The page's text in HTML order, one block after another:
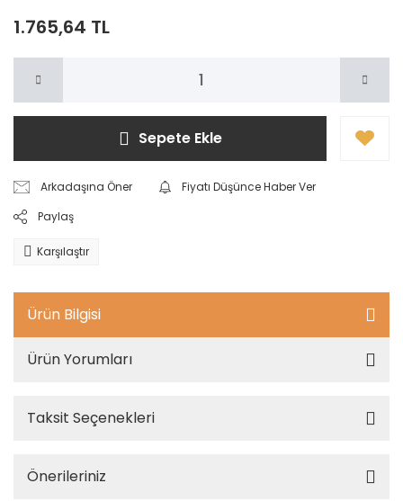
1.765,64 TL
Sepete Ekle
Arkadaşına Öner
Fiyatı Düşünce Haber Ver
Paylaş
Karşılaştır
Ürün Bilgisi
Ürün Yorumları
Taksit Seçenekleri
Önerileriniz